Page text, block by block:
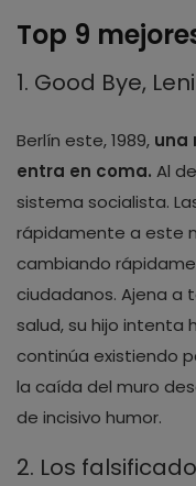
Top 9
1. Good Bye,
Berlín este, 1989, una
entra en coma. Al
sistema socialista.
rápidamente a este
cambiando
ciudadanos. Ajena a
salud, su hijo intenta
continúa existiendo
la caída del muro
de incisivo humor.
2. Los